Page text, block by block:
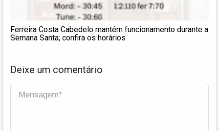
Ferreira Costa Cabedelo mantém funcionamento durante a
Semana Santa; confira os horários
Deixe um comentário